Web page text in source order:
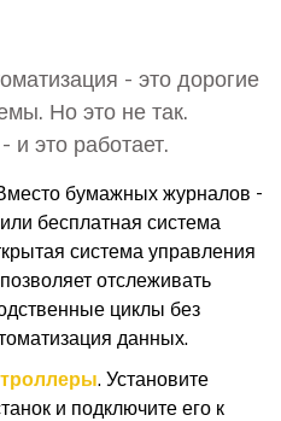
- это дорогие
Но это не так.
и это работает.
Вместо бумажных журналов -
бесплатная система
система управления
отслеживать
циклы без
данных.
. Установите
и подключите его к